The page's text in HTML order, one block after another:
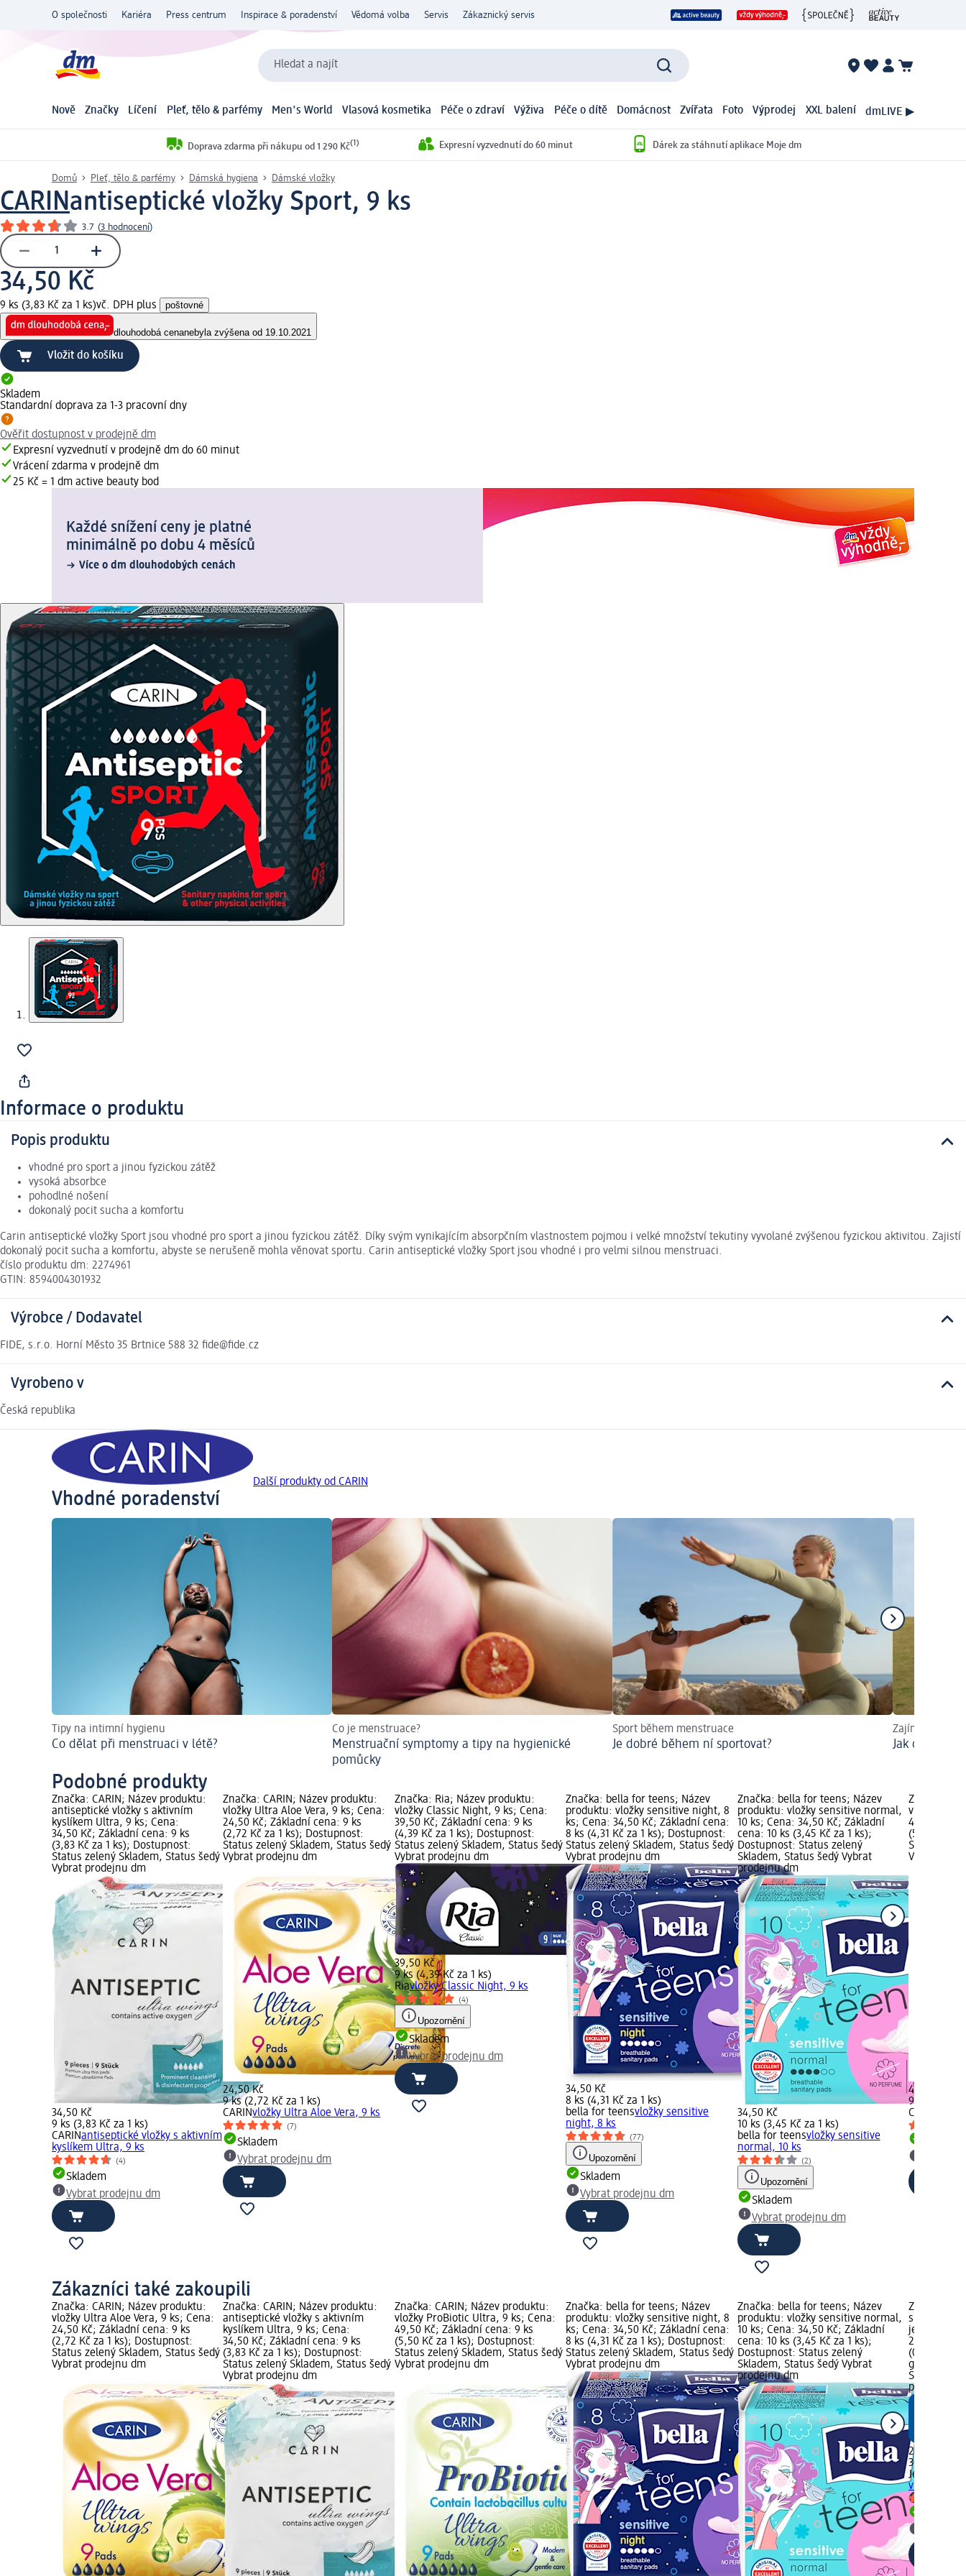
O společnosti Kariéra Press centrum Inspirace & poradenství Vědomá volba Servis Zákaznický servis
Hledat a najít
Nově Značky Líčení Pleť, tělo & parfémy Men's World Vlasová kosmetika Péče o zdraví Výživa Péče o dítě Domácnost Zvířata Foto Výprodej XXL balení dmLIVE ▶
Doprava zdarma při nákupu od 1 290 Kč(1) Expresní vyzvednutí do 60 minut Dárek za stáhnutí aplikace Moje dm
Domů Pleť, tělo & parfémy Dámská hygiena Dámské vložky
CARINantiseptické vložky Sport, 9 ks
3.7 (3 hodnocení)
34,50 Kč
9 ks (3,83 Kč za 1 ks)vč. DPH plus poštovné
dlouhodobá cenanebyla zvýšena od 19.10.2021
Vložit do košíku
Skladem
Standardní doprava za 1-3 pracovní dny
Ověřit dostupnost v prodejně dm
Expresní vyzvednutí v prodejně dm do 60 minut
Vrácení zdarma v prodejně dm
25 Kč = 1 dm active beauty bod
Každé snížení ceny je platné
minimálně po dobu 4 měsíců
Více o dm dlouhodobých cenách
Informace o produktu
Popis produktu
vhodné pro sport a jinou fyzickou zátěž
vysoká absorbce
pohodlné nošení
dokonalý pocit sucha a komfortu
Carin antiseptické vložky Sport jsou vhodné pro sport a jinou fyzickou zátěž. Díky svým vynikajícím absorpčním vlastnostem pojmou i velké množství tekutiny vyvolané zvýšenou fyzickou aktivitou. Zajistí
dokonalý pocit sucha a komfortu, abyste se nerušeně mohla věnovat sportu. Carin antiseptické vložky Sport jsou vhodné i pro velmi silnou menstruaci.
číslo produktu dm: 2274961
GTIN: 8594004301932
Výrobce / Dodavatel
FIDE, s.r.o. Horní Město 35 Brtnice 588 32 fide@fide.cz
Vyrobeno v
Česká republika
Další produkty od CARIN
Vhodné poradenství
Tipy na intimní hygienu
Co dělat při menstruaci v létě?
Co je menstruace?
Menstruační symptomy a tipy na hygienické
pomůcky
Sport během menstruace
Je dobré během ní sportovat?
Zajímavá
Jak ovlivňuje
Podobné produkty
Značka: CARIN; Název produktu:
antiseptické vložky s aktivním
kyslíkem Ultra, 9 ks; Cena:
34,50 Kč; Základní cena: 9 ks
(3,83 Kč za 1 ks); Dostupnost:
Status zelený Skladem, Status šedý
Vybrat prodejnu dm
34,50 Kč
9 ks (3,83 Kč za 1 ks)
CARINantiseptické vložky s aktivním
kyslíkem Ultra, 9 ks
(4)
Skladem
Vybrat prodejnu dm
Značka: CARIN; Název produktu:
vložky Ultra Aloe Vera, 9 ks; Cena:
24,50 Kč; Základní cena: 9 ks
(2,72 Kč za 1 ks); Dostupnost:
Status zelený Skladem, Status šedý
Vybrat prodejnu dm
24,50 Kč
9 ks (2,72 Kč za 1 ks)
CARINvložky Ultra Aloe Vera, 9 ks
(7)
Skladem
Vybrat prodejnu dm
Značka: Ria; Název produktu:
vložky Classic Night, 9 ks; Cena:
39,50 Kč; Základní cena: 9 ks
(4,39 Kč za 1 ks); Dostupnost:
Status zelený Skladem, Status šedý
Vybrat prodejnu dm
39,50 Kč
9 ks (4,39 Kč za 1 ks)
Riavložky Classic Night, 9 ks
(4)
Upozornění
Skladem
Vybrat prodejnu dm
Značka: bella for teens; Název
produktu: vložky sensitive night, 8
ks; Cena: 34,50 Kč; Základní cena:
8 ks (4,31 Kč za 1 ks); Dostupnost:
Status zelený Skladem, Status šedý
Vybrat prodejnu dm
34,50 Kč
8 ks (4,31 Kč za 1 ks)
bella for teensvložky sensitive
night, 8 ks
(77)
Upozornění
Skladem
Vybrat prodejnu dm
Značka: bella for teens; Název
produktu: vložky sensitive normal,
10 ks; Cena: 34,50 Kč; Základní
cena: 10 ks (3,45 Kč za 1 ks);
Dostupnost: Status zelený
Skladem, Status šedý Vybrat
prodejnu dm
34,50 Kč
10 ks (3,45 Kč za 1 ks)
bella for teensvložky sensitive
normal, 10 ks
(2)
Upozornění
Skladem
Vybrat prodejnu dm
Značka:
vložky
49,50 Kč;
(5,50 Kč za
Status
Vybrat
49,50 Kč
9 ks (5,50
CARIN
Zákazníci také zakoupili
Značka: CARIN; Název produktu:
vložky Ultra Aloe Vera, 9 ks; Cena:
24,50 Kč; Základní cena: 9 ks
(2,72 Kč za 1 ks); Dostupnost:
Status zelený Skladem, Status šedý
Vybrat prodejnu dm
Značka: CARIN; Název produktu:
antiseptické vložky s aktivním
kyslíkem Ultra, 9 ks; Cena:
34,50 Kč; Základní cena: 9 ks
(3,83 Kč za 1 ks); Dostupnost:
Status zelený Skladem, Status šedý
Vybrat prodejnu dm
Značka: CARIN; Název produktu:
vložky ProBiotic Ultra, 9 ks; Cena:
49,50 Kč; Základní cena: 9 ks
(5,50 Kč za 1 ks); Dostupnost:
Status zelený Skladem, Status šedý
Vybrat prodejnu dm
Značka: bella for teens; Název
produktu: vložky sensitive night, 8
ks; Cena: 34,50 Kč; Základní cena:
8 ks (4,31 Kč za 1 ks); Dostupnost:
Status zelený Skladem, Status šedý
Vybrat prodejnu dm
Značka: bella for teens; Název
produktu: vložky sensitive normal,
10 ks; Cena: 34,50 Kč; Základní
cena: 10 ks (3,45 Kč za 1 ks);
Dostupnost: Status zelený
Skladem, Status šedý Vybrat
prodejnu dm
Značka:
slipové
jednotlivě
29,50 Kč;
(0,98 Kč za
grafika;
Skladem,
prodejnu
29,50 Kč
30 ks (0,98
Jessa
vůní,